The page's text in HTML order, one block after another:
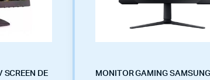
SCREEN DE
MONITOR GAMING SAMSUNG